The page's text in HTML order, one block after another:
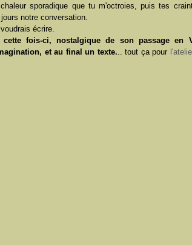
sporadique que tu m'octroies, puis tes
notre conversation.
écrire.
fois-ci, nostalgique de son passage en
et au final un texte... tout ça pour